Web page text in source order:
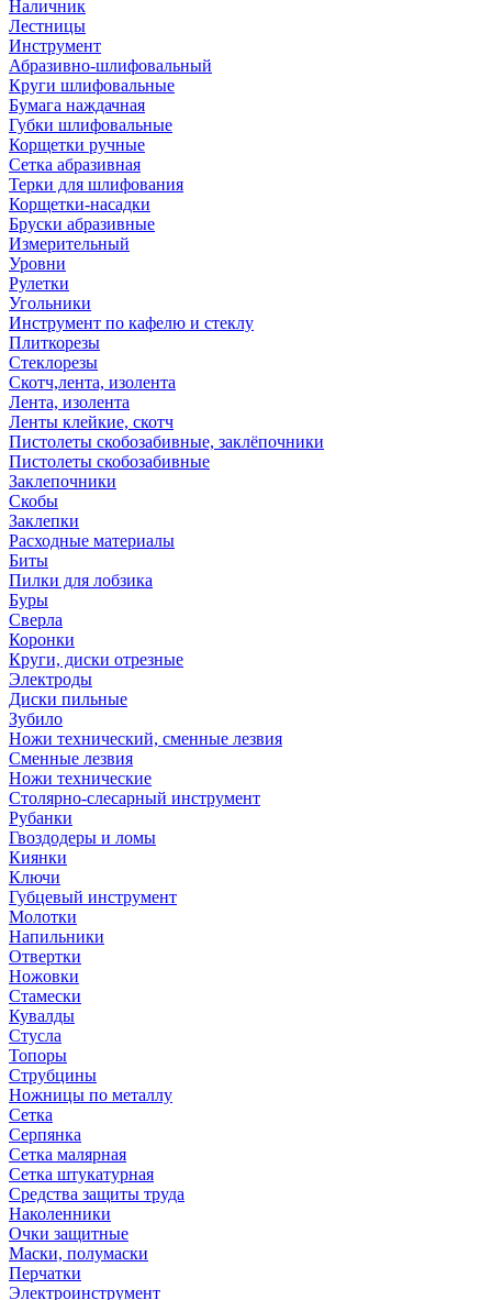
Наличник
Лестницы
Инструмент
Абразивно-шлифовальный
Круги шлифовальные
Бумага наждачная
Губки шлифовальные
Корщетки ручные
Сетка абразивная
Терки для шлифования
Корщетки-насадки
Бруски абразивные
Измерительный
Уровни
Рулетки
Угольники
Инструмент по кафелю и стеклу
Плиткорезы
Стеклорезы
Скотч,лента, изолента
Лента, изолента
Ленты клейкие, скотч
Пистолеты скобозабивные, заклёпочники
Пистолеты скобозабивные
Заклепочники
Скобы
Заклепки
Расходные материалы
Биты
Пилки для лобзика
Буры
Сверла
Коронки
Круги, диски отрезные
Электроды
Диски пильные
Зубило
Ножи технический, сменные лезвия
Сменные лезвия
Ножи технические
Столярно-слесарный инструмент
Рубанки
Гвоздодеры и ломы
Киянки
Ключи
Губцевый инструмент
Молотки
Напильники
Отвертки
Ножовки
Стамески
Кувалды
Стусла
Топоры
Струбцины
Ножницы по металлу
Сетка
Серпянка
Сетка малярная
Сетка штукатурная
Средства защиты труда
Наколенники
Очки защитные
Маски, полумаски
Перчатки
Электроинструмент